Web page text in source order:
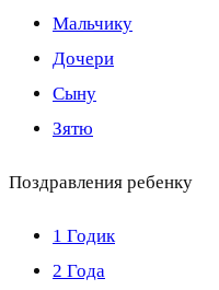
Мальчику
Дочери
Сыну
Зятю
Поздравления ребенку
1 Годик
2 Года